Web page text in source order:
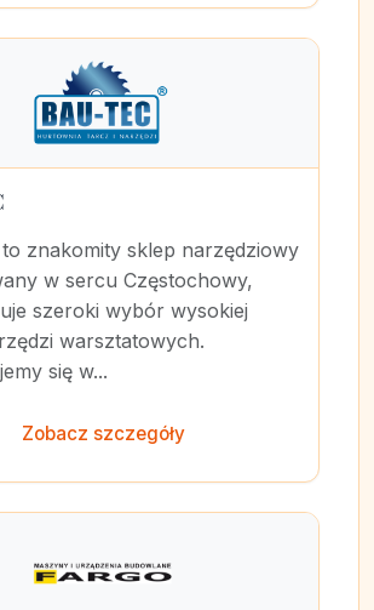
znakomity sklep narzędziowy
w sercu Częstochowy,
szeroki wybór wysokiej
warsztatowych.
się w...
Zobacz szczegóły